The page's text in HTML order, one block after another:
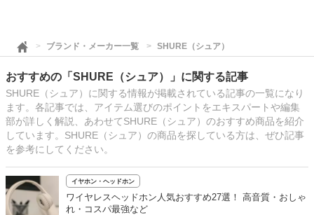
ブランド・メーカー一覧 SHURE（シュア）
おすすめの「SHURE（シュア）」に関する記事
SHURE（シュア）に関する情報が掲載されている記事の一覧になり
ます。各記事では、アイテム選びのポイントをエキスパートや編集
部が詳しく解説、あわせてSHURE（シュア）のおすすめ商品を紹介
しています。SHURE（シュア）の商品を探している方は、ぜひ記事
を参考にしてください。
イヤホン・ヘッドホン
ワイヤレスヘッドホン人気おすすめ27選！ 高音質・おしゃ
れ・コスパ最強など